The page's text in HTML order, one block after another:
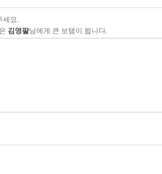
세요.
김영팔님에게 큰 보탬이 됩니다.